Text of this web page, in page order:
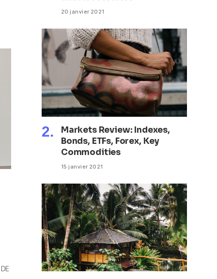
20 janvier 2021
Markets Review: Indexes,
Bonds, ETFs, Forex, Key
Commodities
15 janvier 2021